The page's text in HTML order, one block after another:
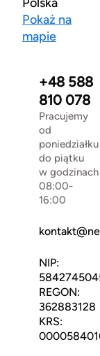
Pokaż na
mapie
+48 588
810 078
Pracujemy
od
poniedziałku
do piątku
w godzinach
08:00-
16:00
NIP:
REGON:
362883128
KRS: